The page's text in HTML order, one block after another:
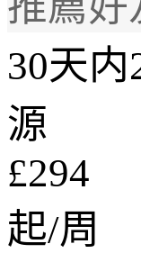
30天
源
£294
起/周